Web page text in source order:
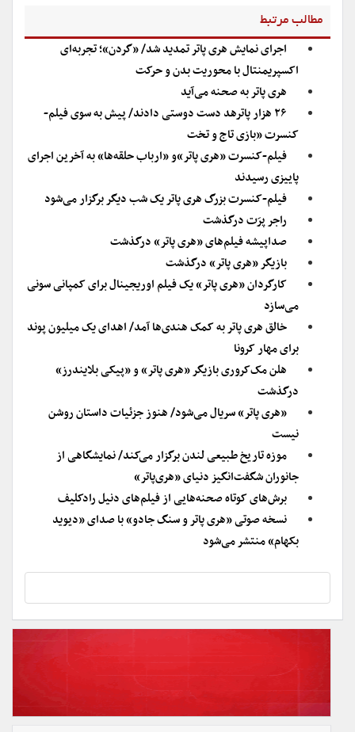
مطالب مرتبط
اجرای نمایش هری پاتر تمدید شد/ «گردن»؛ تجربه‌ای
اکسپریمنتال با محوریت بدن و حرکت
هری پاتر به صحنه می‌آید
۲۶ هزار پاترهد دست دوستی دادند/ پیش به سوی فیلم‌-
کنسرت «بازی تاج و تخت
فیلم-کنسرت «هری پاتر»و «ارباب حلقه‌ها» به آخرین اجرای
پاییزی رسیدند
فیلم-کنسرت بزرگ هری پاتر یک شب دیگر برگزار می‌شود
راجر پرَت درگذشت
صداپیشه فیلم‌های «هری پاتر» درگذشت
بازیگر «هری پاتر» درگذشت
کارگردان «هری پاتر» یک فیلم اوریجینال برای کمپانی سونی
می‌سازد
خالق هری پاتر به کمک هندی‌ها آمد/ اهدای یک میلیون پوند
برای مهار کرونا
هلن مک‌کروری بازیگر «هری پاتر» و «پیکی بلایندرز»
درگذشت
«هری پاتر» سریال می‌شود/ هنوز جزئیات داستان روشن
نیست
موزه تاریخ طبیعی لندن برگزار می‌کند/ نمایشگاهی از
جانوران شگفت‌انگیز دنیای «هری‌پاتر»
برش‌های کوتاه صحنه‌هایی از فیلم‌های دنیل رادکلیف
نسخه صوتی «هری پاتر و سنگ جادو» با صدای «دیوید
بکهام» منتشر می‌شود